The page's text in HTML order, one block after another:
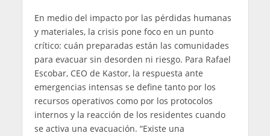
En medio del impacto por las pérdidas humanas
y materiales, la crisis pone foco en un punto
crítico: cuán preparadas están las comunidades
para evacuar sin desorden ni riesgo. Para Rafael
Escobar, CEO de Kastor, la respuesta ante
emergencias intensas se define tanto por los
recursos operativos como por los protocolos
internos y la reacción de los residentes cuando
se activa una evacuación. “Existe una